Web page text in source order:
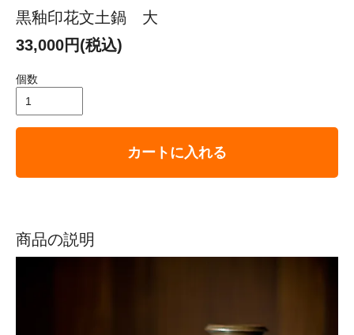
黒釉印花文土鍋 大
33,000円(税込)
個数
カートに入れる
商品の説明